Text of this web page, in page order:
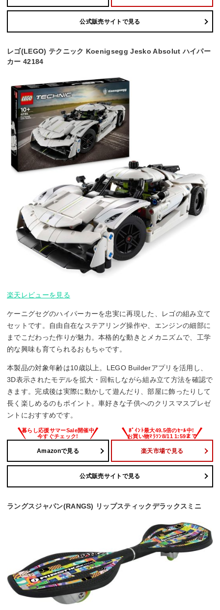
公式販売サイトで見る
レゴ(LEGO) テクニック Koenigsegg Jesko Absolut ハイパー
カー 42184
楽天レビューを見る
ケーニグセグのハイパーカーを忠実に再現した、レゴの組み立て
セットです。自由自在なステアリング操作や、エンジンの細部に
までこだわった作りが魅力。本格的な動きとメカニズムで、工学
的な興味も育てられるおもちゃです。
本製品の対象年齢は10歳以上。LEGO Builderアプリを活用し、
3D表示されたモデルを拡大・回転しながら組み立て方法を確認で
きます。完成後は実際に動かして遊んだり、部屋に飾ったりして
長く楽しめるのもポイント。車好きな子供へのクリスマスプレゼ
ントにおすすめです。
Amazonで見る 楽天市場で見る
公式販売サイトで見る
ラングスジャパン(RANGS) リップスティックデラックスミニ